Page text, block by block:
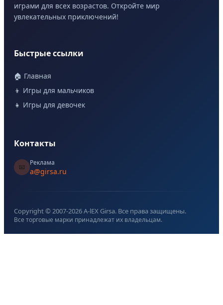
играми для всех возрастов. Откройте мир
увлекательных приключений!
Быстрые ссылки
🏠 Главная
👦 Игры для мальчиков
👧 Игры для девочек
Контакты
📧
Реклама
a@girsa.ru
Copyright © 2007-2026A-lEX Girsa. Все права защищены.
Все торговые марки принадлежат их владельцам.